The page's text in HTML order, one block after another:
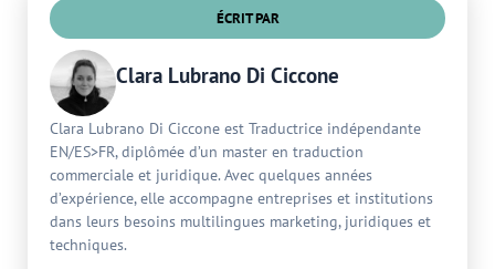
ÉCRIT PAR
Clara Lubrano Di Ciccone
Clara Lubrano Di Ciccone est Traductrice indépendante
EN/ES>FR, diplômée d’un master en traduction
commerciale et juridique. Avec quelques années
d’expérience, elle accompagne entreprises et institutions
dans leurs besoins multilingues marketing, juridiques et
techniques.